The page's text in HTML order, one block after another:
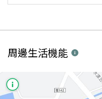
周邊生活機能